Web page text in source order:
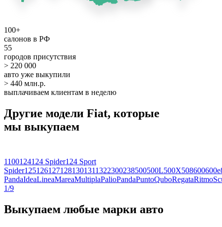
100+
салонов в РФ
55
городов присутствия
> 220 000
авто уже выкупили
> 440 млн.р.
выплачиваем клиентам в неделю
Другие модели Fiat, которые
мы выкупаем
1100124124 Spider124 Sport
Spider1251261271281301311322300238500500L500X508600600e
PandaIdeaLineaMareaMultiplaPalioPandaPuntoQuboRegataRitmo
1/9
Выкупаем любые марки авто